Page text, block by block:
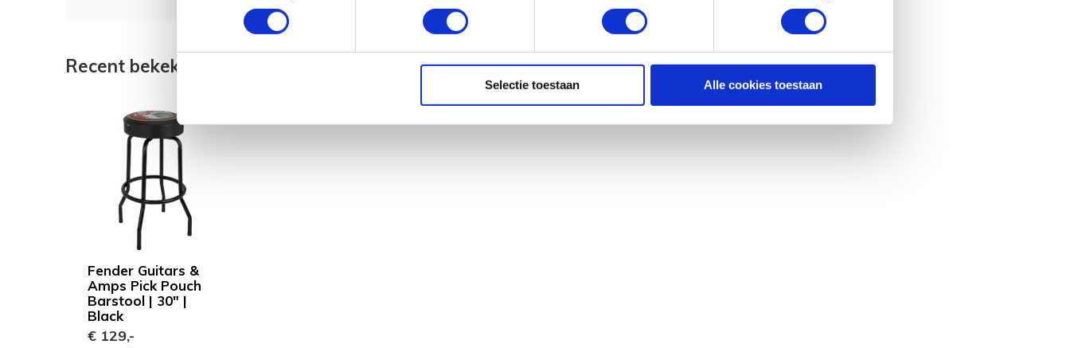
Selectie toestaan Alle cookies toestaan
Recent bekeken
Fender Guitars &
Amps Pick Pouch
Barstool | 30" |
Black
€ 129,-